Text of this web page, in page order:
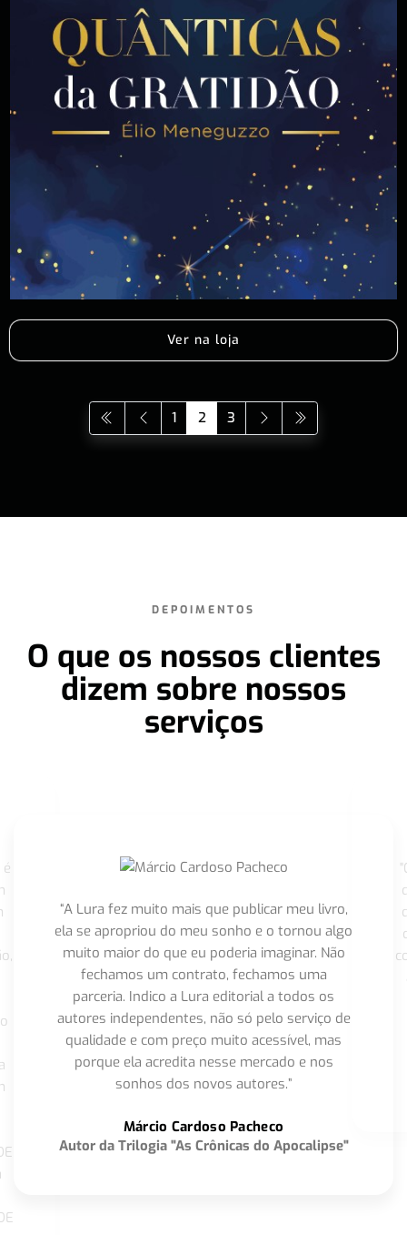
Ver na loja
1 2 3
DEPOIMENTOS
O que os nossos clientes
dizem sobre nossos
serviços
“A Lura fez muito mais que publicar meu livro,
ela se apropriou do meu sonho e o tornou algo
muito maior do que eu poderia imaginar. Não
fechamos um contrato, fechamos uma
parceria. Indico a Lura editorial a todos os
autores independentes, não só pelo serviço de
qualidade e com preço muito acessível, mas
porque ela acredita nesse mercado e nos
sonhos dos novos autores.”
Márcio Cardoso Pacheco
Autor da Trilogia "As Crônicas do Apocalipse"